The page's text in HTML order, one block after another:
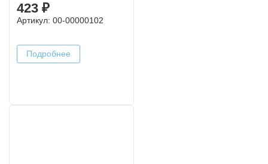
423 ₽
Артикул: 00-00000102
Подробнее